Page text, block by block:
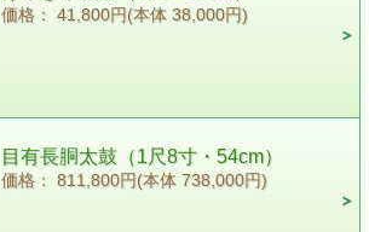
価格： 41,800円(本体 38,000円)
目有長胴太鼓（1尺8寸・54cm）
価格： 811,800円(本体 738,000円)